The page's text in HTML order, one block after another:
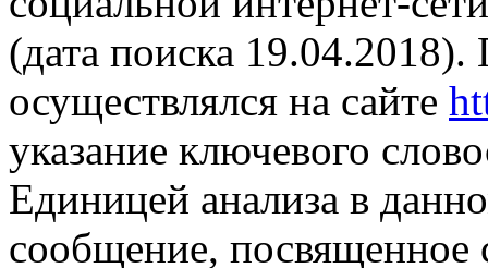
(дата поиска
осуществлялся на сайте
указание ключевого
Единицей анализа в
сообщение, посвященное